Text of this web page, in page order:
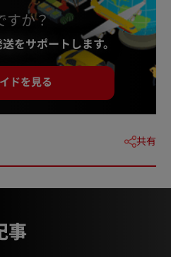
すか？
をサポートします。
ドを見る
共有
事